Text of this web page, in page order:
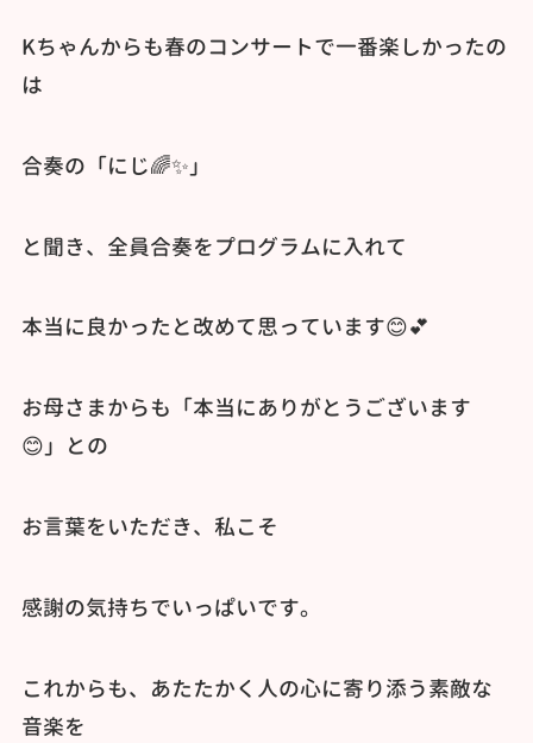
Kちゃんからも春のコンサートで一番楽しかったの
は
合奏の「にじ🌈✨️」
と聞き、全員合奏をプログラムに入れて
本当に良かったと改めて思っています😊💕
お母さまからも「本当にありがとうございます
😊」との
お言葉をいただき、私こそ
感謝の気持ちでいっぱいです。
これからも、あたたかく人の心に寄り添う素敵な
音楽を